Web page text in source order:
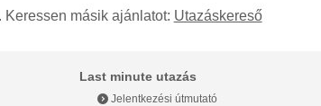
másik ajánlatot: Utazáskereső
Last minute utazás
Jelentkezési útmutató